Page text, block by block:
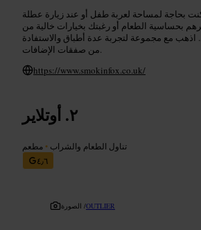
بحاجة لمساحة لعربة طفل أو عند زيارة عطلة
بحساسية الطعام أو رغبتك بخيارات خالية من
اذهب مع مجموعة لتجربة عدة أطباق والاستفادة
من صفقات الإضافات.
https://www.smokinfox.co.uk/
أوتلاير
تناول الطعام والشراب • مطعم
٤٫٦
الصورة /OUTLIER